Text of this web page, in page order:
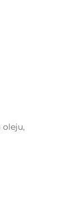
oleju,